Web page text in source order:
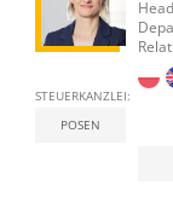
STEUERKANZLEI:
POSEN